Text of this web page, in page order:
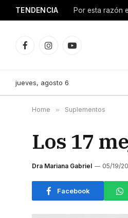
TENDENCIA
FacebookInstagramYouTube
jueves, agosto 6
Home » Suplementos
Los 17
Dra Mariana Gabriel 05/19/
Facebook